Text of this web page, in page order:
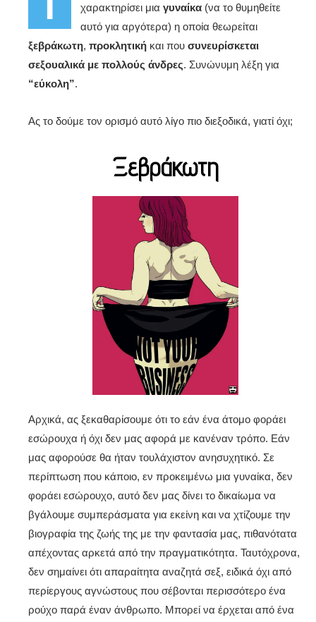
χαρακτηρίσει μια γυναίκα (να το θυμηθείτε
αυτό για αργότερα) η οποία θεωρείται
ξεβράκωτη, προκλητική και που συνευρίσκεται
σεξουαλικά με πολλούς άνδρες. Συνώνυμη λέξη για
“εύκολη”.
Ας το δούμε τον ορισμό αυτό λίγο πιο διεξοδικά, γιατί όχι;
Ξεβράκωτη
Αρχικά, ας ξεκαθαρίσουμε ότι το εάν ένα άτομο φοράει
εσώρουχα ή όχι δεν μας αφορά με κανέναν τρόπο. Εάν
μας αφορούσε θα ήταν τουλάχιστον ανησυχητικό. Σε
περίπτωση που κάποιο, εν προκειμένω μια γυναίκα, δεν
φοράει εσώρουχο, αυτό δεν μας δίνει το δικαίωμα να
βγάλουμε συμπεράσματα για εκείνη και να χτίζουμε την
βιογραφία της ζωής της με την φαντασία μας, πιθανότατα
απέχοντας αρκετά από την πραγματικότητα. Ταυτόχρονα,
δεν σημαίνει ότι απαραίτητα αναζητά σεξ, ειδικά όχι από
περίεργους αγνώστους που σέβονται περισσότερο ένα
ρούχο παρά έναν άνθρωπο. Μπορεί να έρχεται από ένα